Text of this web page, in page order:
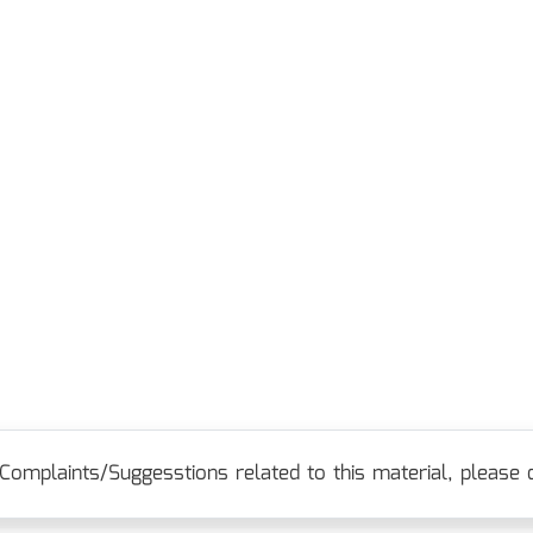
Suggesstions related to this material, please